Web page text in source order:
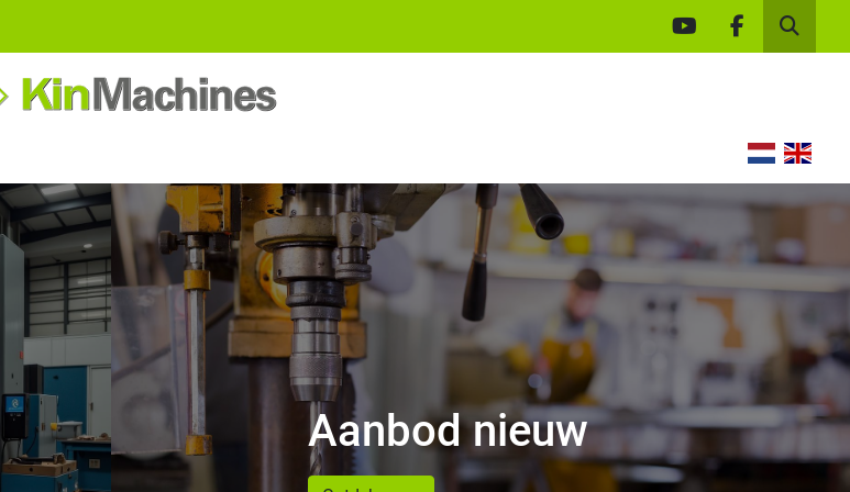
youtubefacebook
Zoek
Aanbod nieuw